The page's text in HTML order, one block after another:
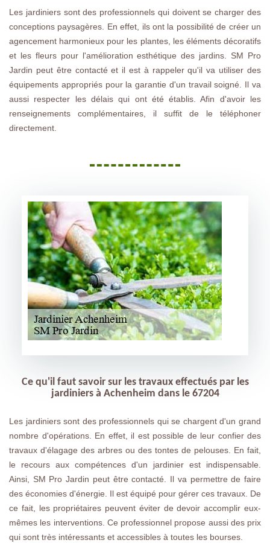
Les jardiniers sont des professionnels qui doivent se charger des
conceptions paysagères. En effet, ils ont la possibilité de créer un
agencement harmonieux pour les plantes, les éléments décoratifs
et les fleurs pour l'amélioration esthétique des jardins. SM Pro
Jardin peut être contacté et il est à rappeler qu'il va utiliser des
équipements appropriés pour la garantie d'un travail soigné. Il va
aussi respecter les délais qui ont été établis. Afin d'avoir les
renseignements complémentaires, il suffit de le téléphoner
directement.
Ce qu'il faut savoir sur les travaux effectués par les
jardiniers à Achenheim dans le 67204
Les jardiniers sont des professionnels qui se chargent d'un grand
nombre d'opérations. En effet, il est possible de leur confier des
travaux d'élagage des arbres ou des tontes de pelouses. En fait,
le recours aux compétences d'un jardinier est indispensable.
Ainsi, SM Pro Jardin peut être contacté. Il va permettre de faire
des économies d'énergie. Il est équipé pour gérer ces travaux. De
ce fait, les propriétaires peuvent éviter de devoir accomplir eux-
mêmes les interventions. Ce professionnel propose aussi des prix
qui sont très intéressants et accessibles à toutes les bourses.